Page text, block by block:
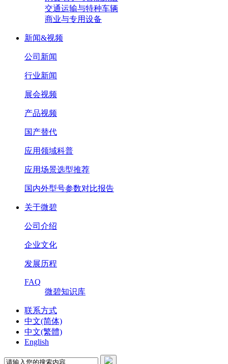
交通运输与特种车辆
商业与专用设备
新闻&视频
公司新闻
行业新闻
展会视频
产品视频
国产替代
应用领域科普
应用场景选型推荐
国内外型号参数对比报告
关于微碧
公司介绍
企业文化
发展历程
FAQ
微碧知识库
联系方式
中文(简体)
中文(繁體)
English